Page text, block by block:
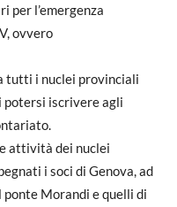
per l’emergenza
ovvero
tutti i nuclei provinciali
potersi iscrivere agli
attività dei nuclei
i soci di Genova, ad
Morandi e quelli di